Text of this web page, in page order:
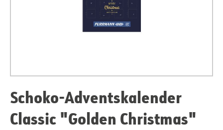
Schoko-Adventskalender
Classic "Golden Christmas"